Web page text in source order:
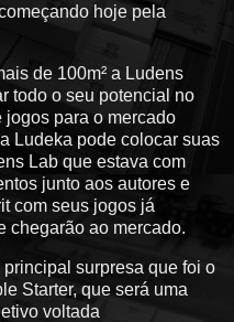
hoje pela
de 100m² a Ludens
todo o seu potencial no
para o mercado
Ludeka pode colocar suas
Lab que estava com
junto aos autores e
com seus jogos já
chegarão ao mercado.
surpresa que foi o
Starter, que será uma
voltada